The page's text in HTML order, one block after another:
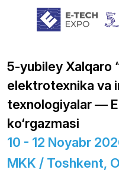
5-yubiley Xalqaro
elektrotexnika va
texnologiyalar —
ko‘rgazmasi
10 - 12 Noyabr
MKK / Toshkent,